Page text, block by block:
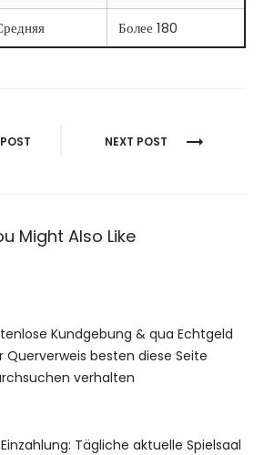
Более 180
NEXT POST
Might Also Like
Kundgebung & qua Echtgeld
Querverweis besten diese Seite
verhalten
Tägliche aktuelle Spielsaal